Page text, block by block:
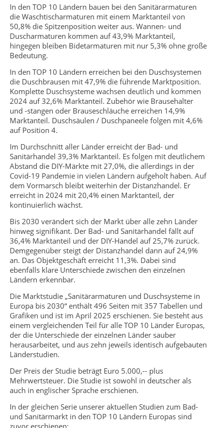
In den TOP 10 Ländern bauen bei den Sanitärarmaturen
die Waschtischarmaturen mit einem Marktanteil von
50,8% die Spitzenposition weiter aus. Wannen- und
Duscharmaturen kommen auf 43,9% Marktanteil,
hingegen bleiben Bidetarmaturen mit nur 5,3% ohne große
Bedeutung.
In den TOP 10 Ländern erreichen bei den Duschsystemen
die Duschbrausen mit 47,9% die führende Marktposition.
Komplette Duschsysteme wachsen deutlich und kommen
2024 auf 32,6% Marktanteil. Zubehör wie Brausehalter
und -stangen oder Brauseschläuche erreichen 14,9%
Marktanteil. Duschsäulen / Duschpaneele folgen mit 4,6%
auf Position 4.
Im Durchschnitt aller Länder erreicht der Bad- und
Sanitärhandel 39,3% Marktanteil. Es folgen mit deutlichem
Abstand die DIY-Märkte mit 27,0%, die allerdings in der
Covid-19 Pandemie in vielen Ländern aufgeholt haben. Auf
dem Vormarsch bleibt weiterhin der Distanzhandel. Er
erreicht in 2024 mit 20,4% einen Marktanteil, der
kontinuierlich wächst.
Bis 2030 verändert sich der Markt über alle zehn Länder
hinweg signifikant. Der Bad- und Sanitärhandel fällt auf
36,4% Marktanteil und der DIY-Handel auf 25,7% zurück.
Demgegenüber steigt der Distanzhandel dann auf 24,9%
an. Das Objektgeschäft erreicht 11,3%. Dabei sind
ebenfalls klare Unterschiede zwischen den einzelnen
Ländern erkennbar.
Die Marktstudie „Sanitärarmaturen und Duschsysteme in
Europa bis 2030“ enthält 496 Seiten mit 357 Tabellen und
Grafiken und ist im April 2025 erschienen. Sie besteht aus
einem vergleichenden Teil für alle TOP 10 Länder Europas,
der die Unterschiede der einzelnen Länder sauber
herausarbeitet, und aus zehn jeweils identisch aufgebauten
Länderstudien.
Der Preis der Studie beträgt Euro 5.000,-- plus
Mehrwertsteuer. Die Studie ist sowohl in deutscher als
auch in englischer Sprache erschienen.
In der gleichen Serie unserer aktuellen Studien zum Bad-
und Sanitärmarkt in den TOP 10 Ländern Europas sind